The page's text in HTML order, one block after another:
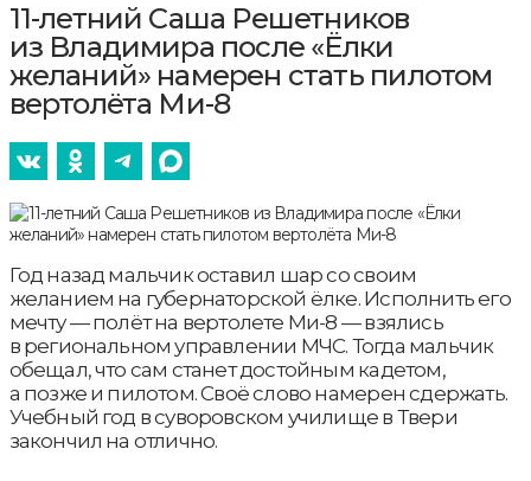
11-летний Саша Решетников
из Владимира после «Ёлки
желаний» намерен стать пилотом
вертолёта Ми-8
Год назад мальчик оставил шар со своим
желанием на губернаторской ёлке. Исполнить его
мечту — полёт на вертолете Ми-8 — взялись
в региональном управлении МЧС. Тогда мальчик
обещал, что сам станет достойным кадетом,
а позже и пилотом. Своё слово намерен сдержать.
Учебный год в суворовском училище в Твери
закончил на отлично.